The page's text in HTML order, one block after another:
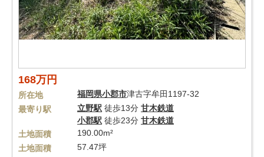
168万円
所在地 福岡県小郡市津古字牟田1197-32
最寄り駅
立野駅 徒歩13分 甘木鉄道
小郡駅 徒歩23分 甘木鉄道
土地面積
190.00m²
土地面積
57.47坪